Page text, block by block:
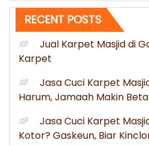
RECENT POSTS
Jual Karpet Masjid di
Karpet
Jasa Cuci Karpet
Harum, Jamaah Makin
Jasa Cuci Karpet
Kotor? Gaskeun, Biar